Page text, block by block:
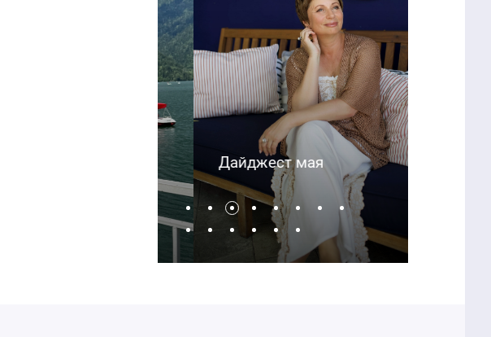
Дайджест мая